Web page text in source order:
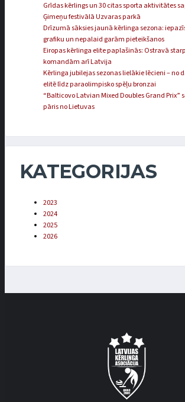
Grīdas kērlings un 30 citas sporta aktivitātes
Ģimeņu festivālā Uzvaras parkā
Drīzumā sāksies jaunā kērlinga sezona:
grafiku un nepalaid garām pieteikšanos
Eiropas kērlinga elite paplašinās: Ostravā
komandām arī Latvija
Kērlinga jubilejas sezonas lielākie lēcieni – no
elitē līdz paraolimpisko spēļu bronzai
“Balticovo Latvian Mixed Doubles Grand Prix”
pāris no Lietuvas
KATEGORIJAS
2023
2024
2025
2026